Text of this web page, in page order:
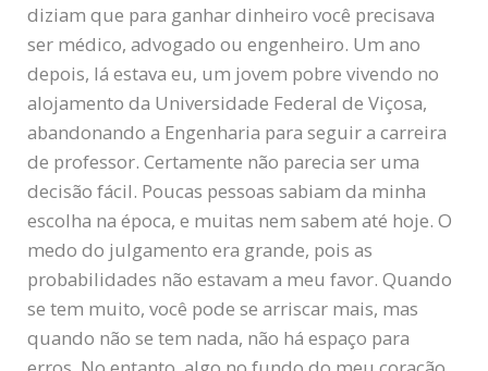
diziam que para ganhar dinheiro você precisava
ser médico, advogado ou engenheiro. Um ano
depois, lá estava eu, um jovem pobre vivendo no
alojamento da Universidade Federal de Viçosa,
abandonando a Engenharia para seguir a carreira
de professor. Certamente não parecia ser uma
decisão fácil. Poucas pessoas sabiam da minha
escolha na época, e muitas nem sabem até hoje. O
medo do julgamento era grande, pois as
probabilidades não estavam a meu favor. Quando
se tem muito, você pode se arriscar mais, mas
quando não se tem nada, não há espaço para